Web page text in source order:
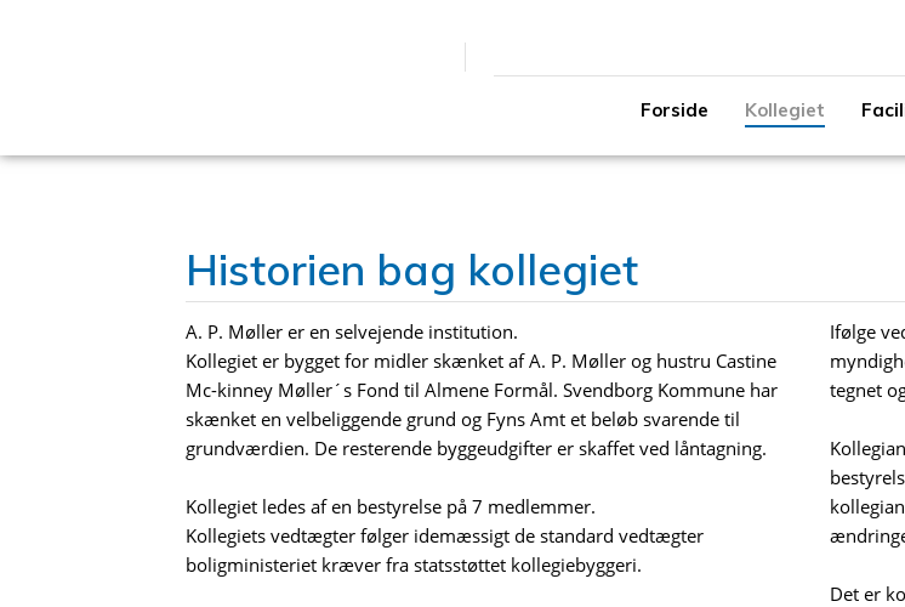
Forside Kollegiet
​Historien bag kollegiet
​A. P. Møller er en selvejende institution.
Kollegiet er bygget for midler skænket af A. P. Møller og hustru Castine
Mc-kinney Møller´s Fond til Almene Formål. Svendborg Kommune har
skænket en velbeliggende grund og Fyns Amt et beløb svarende til
grundværdien. De resterende byggeudgifter er skaffet ved låntagning.
​Kollegiet ledes af en bestyrelse på 7 medlemmer.
Kollegiets vedtægter følger idemæssigt de standard vedtægter
boligministeriet kræver fra statsstøttet kollegiebyggeri.
​Ifølge
tegnet
Det er